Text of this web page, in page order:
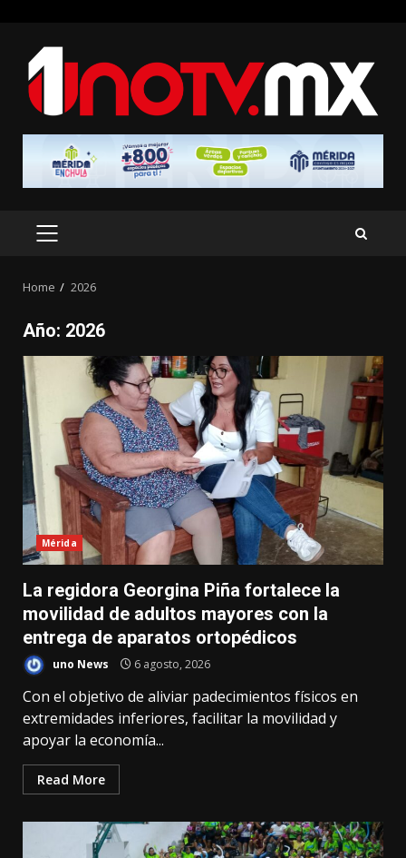
content
PRIMARY
Home 2026
Año: 2026
Mérida
La regidora Georgina Piña fortalece la
movilidad de adultos mayores con la
entrega de aparatos ortopédicos
uno News 6 agosto, 2026
Con el objetivo de aliviar padecimientos físicos en
extremidades inferiores, facilitar la movilidad y
apoyar la economía...
Read More